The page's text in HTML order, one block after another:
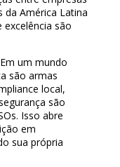
da América Latina
são
Em um mundo
são armas
local,
são
Isso abre
em
sua própria